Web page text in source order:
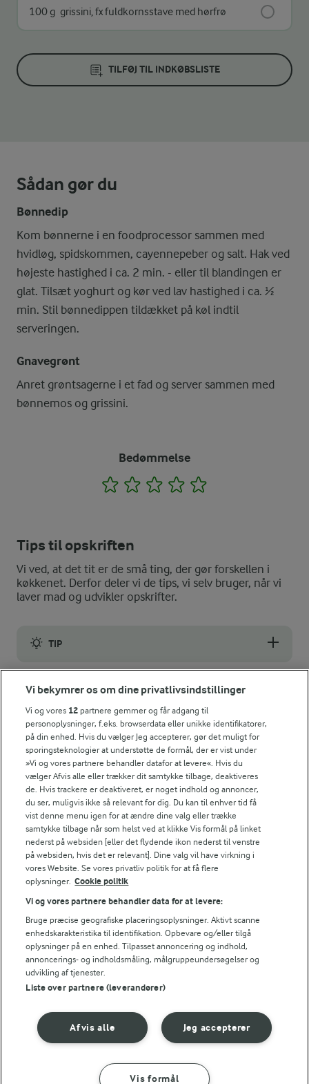
100 g grissini, fx fuldkornsstave med hørfrø
TILFØJ TIL INDKØBSLISTE
Sådan gør du
Bønnedip
Kom bønnerne i en foodprocessor sammen med
hvidløg, spidskommen, cayennepeber og salt. Hak ved
højeste hastighed i ca. 2 min. - eller til blandingen er
glat. Tilsæt yoghurt og kør ved lav hastighed i ca. ½
min. Stil bønnedippen tildækket på køl indtil
serveringen.
Gnavegrønt
Anret grøntsagerne i et fad og server sammen med
bønnemos og grissini.
Bedømmelse
1 2 3 4
Tips til opskriften
Vi ved, at det tit er de små ting, der gør forskellen i
køkkenet. Derfor deler vi de tips, vi selv bruger, når vi
laver mad og udvikler opskrifter.
TIP
Der er frit valg på alle hylder hvad angår gnavegrønt -
VARIATION
I stedet for at køre dippen helt tynd kan du mose bønnerne
NÆRINGSINDHOLD, PR 100 G
Energiindhold:
240 kJ / 57 kcal
Energifordeling
ENERGI PR 100 G
Fiber:
2,9 g
Protein:
3,2 g
Fedt:
2,2 g
Kulhydrat:
6,1 g
Andre gode forslag
Hvilke danske råvarer er i
Vi bekymrer os om dine privatlivsindstillinger
Vi og vores 12 partnere gemmer og får adgang til
personoplysninger, f.eks. browserdata eller unikke identifikatorer,
på din enhed. Hvis du vælger Jeg accepterer, gør det muligt for
sporingsteknologier at understøtte de formål, der er vist under
»Vi og vores partnere behandler datafor at levere«. Hvis du
vælger Afvis alle eller trækker dit samtykke tilbage, deaktiveres
de. Hvis trackere er deaktiveret, er noget indhold og annoncer,
du ser, muligvis ikke så relevant for dig. Du kan til enhver tid få
vist denne menu igen for at ændre dine valg eller trække
samtykke tilbage når som helst ved at klikke Vis formål på linket
nederst på websiden [eller det flydende ikon nederst til venstre
på websiden, hvis det er relevant]. Dine valg vil have virkning i
vores Website. Se vores privatliv politik for at få flere
oplysninger. Cookie politik
Vi og vores partnere behandler data for at levere:
Bruge præcise geografiske placeringsoplysninger. Aktivt scanne
enhedskarakteristika til identifikation. Opbevare og/eller tilgå
oplysninger på en enhed. Tilpasset annoncering og indhold,
annoncerings- og indholdsmåling, målgruppeundersøgelser og
udvikling af tjenester.
Liste over partnere (leverandører)
Jeg accepterer
Afvis alle
Vis formål